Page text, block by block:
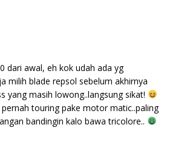
dari awal, eh kok udah ada yg
milih blade repsol sebelum akhirnya
yang masih lowong..langsung sikat!
touring pake motor matic..paling
bandingin kalo bawa tricolore..